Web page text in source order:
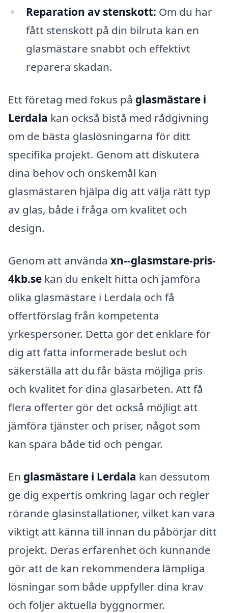
Reparation av stenskott: Om du har
fått stenskott på din bilruta kan en
glasmästare snabbt och effektivt
reparera skadan.
Ett företag med fokus på glasmästare i
Lerdala kan också bistå med rådgivning
om de bästa glaslösningarna för ditt
specifika projekt. Genom att diskutera
dina behov och önskemål kan
glasmästaren hjälpa dig att välja rätt typ
av glas, både i fråga om kvalitet och
design.
Genom att använda xn--glasmstare-pris-
4kb.se kan du enkelt hitta och jämföra
olika glasmästare i Lerdala och få
offertförslag från kompetenta
yrkespersoner. Detta gör det enklare för
dig att fatta informerade beslut och
säkerställa att du får bästa möjliga pris
och kvalitet för dina glasarbeten. Att få
flera offerter gör det också möjligt att
jämföra tjänster och priser, något som
kan spara både tid och pengar.
En glasmästare i Lerdala kan dessutom
ge dig expertis omkring lagar och regler
rörande glasinstallationer, vilket kan vara
viktigt att känna till innan du påbörjar ditt
projekt. Deras erfarenhet och kunnande
gör att de kan rekommendera lämpliga
lösningar som både uppfyller dina krav
och följer aktuella byggnormer.